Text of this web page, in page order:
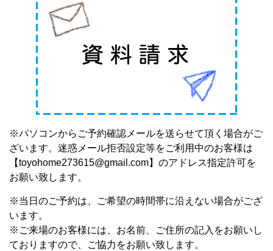
※パソコンからご予約確認メールを送らせて頂く場合がご
ざいます。迷惑メール拒否設定等をご利用中のお客様は
【toyohome273615@gmail.com】のアドレス指定許可を
お願い致します。
※当日のご予約は、ご希望の時間帯に沿えない場合がござ
います。
※ご来場のお客様には、お名前、ご住所の記入をお願いし
ておりますので、ご協力をお願い致します。